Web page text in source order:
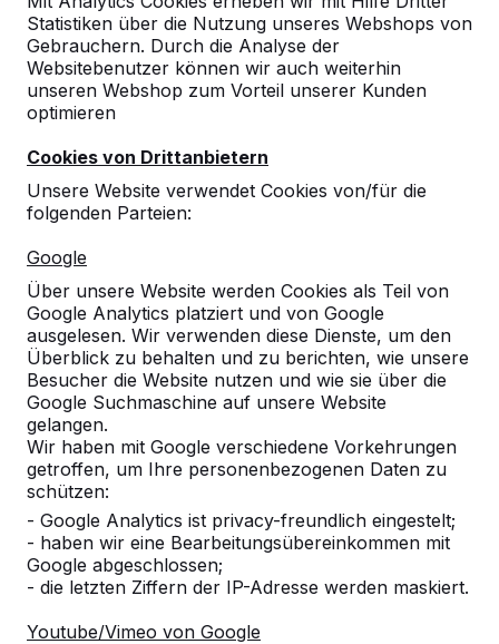
Statistiken über die Nutzung unseres Webshops von
Gebrauchern. Durch die Analyse der
Websitebenutzer können wir auch weiterhin
unseren Webshop zum Vorteil unserer Kunden
optimieren
Cookies von Drittanbietern
Unsere Website verwendet Cookies von/für die
folgenden Parteien:
Google
Über unsere Website werden Cookies als Teil von
Google Analytics platziert und von Google
ausgelesen. Wir verwenden diese Dienste, um den
Überblick zu behalten und zu berichten, wie unsere
Besucher die Website nutzen und wie sie über die
Google Suchmaschine auf unsere Website
gelangen.
Wir haben mit Google verschiedene Vorkehrungen
getroffen, um Ihre personenbezogenen Daten zu
schützen:
- Google Analytics ist privacy-freundlich eingestelt;
- haben wir eine Bearbeitungsübereinkommen mit
Google abgeschlossen;
- die letzten Ziffern der IP-Adresse werden maskiert.
Youtube/Vimeo von Google
Referenzen
Unsere Produkte finden Sie in ganz Europa
und darüber hinaus. Sehen Sie hier, wo Sie
ein HeBlad-Produkt in Ihrer Nähe finden.
Produkt
Alles anzeigen
Kategorie
Alles anzeigen
Ort oder Postleitzahl suchen